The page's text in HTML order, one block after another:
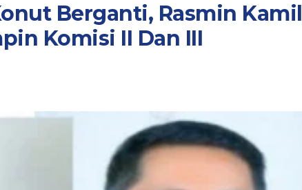
Berganti, Rasmin Kamil
Komisi II Dan III